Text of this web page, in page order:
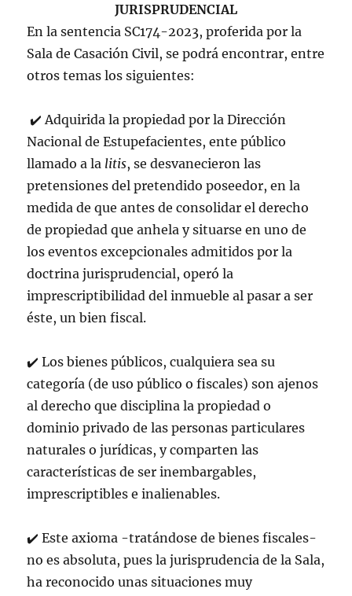
JURISPRUDENCIAL
En la sentencia SC174-2023, proferida por la
Sala de Casación Civil, se podrá encontrar, entre
otros temas los siguientes:
✔ Adquirida la propiedad por la Dirección
Nacional de Estupefacientes, ente público
llamado a la litis, se desvanecieron las
pretensiones del pretendido poseedor, en la
medida de que antes de consolidar el derecho
de propiedad que anhela y situarse en uno de
los eventos excepcionales admitidos por la
doctrina jurisprudencial, operó la
imprescriptibilidad del inmueble al pasar a ser
éste, un bien fiscal.
✔ ️Los bienes públicos, cualquiera sea su
categoría (de uso público o fiscales) son ajenos
al derecho que disciplina la propiedad o
dominio privado de las personas particulares
naturales o jurídicas, y comparten las
características de ser inembargables,
imprescriptibles e inalienables.
✔ ️Este axioma -tratándose de bienes fiscales-
no es absoluta, pues la jurisprudencia de la Sala,
ha reconocido unas situaciones muy